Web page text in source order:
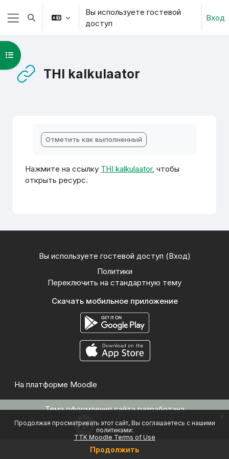
Перейти к основному содержанию
Продолжая просматривать этот сайт, Вы соглашаетесь с нашими
политиками:
TTK Moodle Terms of Use
Продолжить
x
Боковая панель
Изменить данные поисковой строки
Вы используете гостевой
доступ
Вход
THI kalkulaator
Открыть оглавление курса
Отметить как выполненный
Нажмите на ссылку THI kalkulaator, чтобы
открыть ресурс.
Вы используете гостевой доступ (Вход)
Политики
Переключить на стандартную тему
Скачать мобильное приложение
На платформе Moodle
Тема оформления сайта разработана